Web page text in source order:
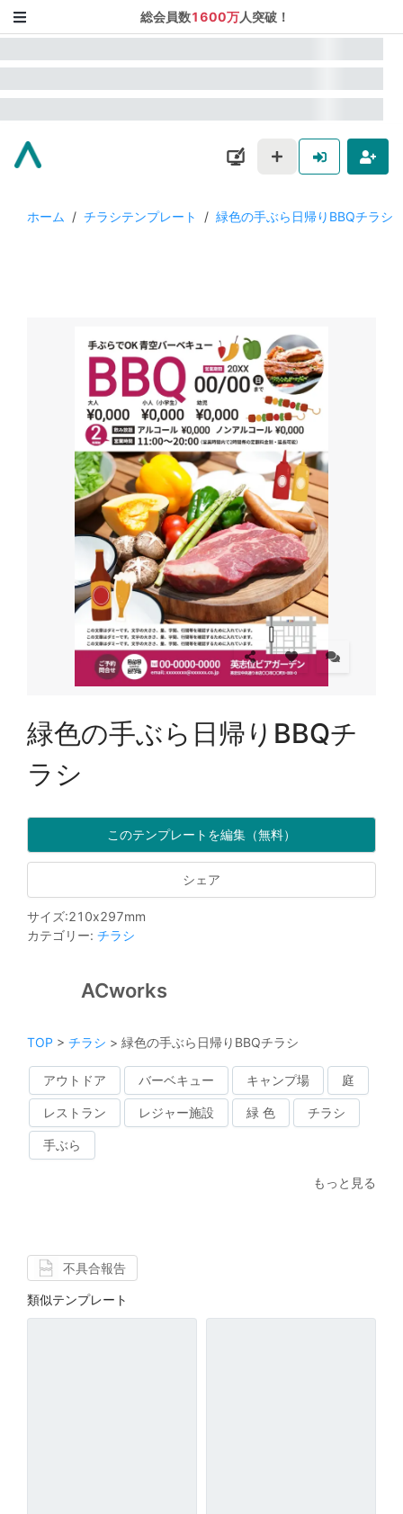
総会員数1600万人突破！
ホーム / チラシテンプレート / 緑色の手ぶら日帰りBBQチラシ
緑色の手ぶら日帰りBBQチ
ラシ
このテンプレートを編集（無料）
シェア
サイズ:210x297mm
カテゴリー: チラシ
ACworks
TOP > チラシ > 緑色の手ぶら日帰りBBQチラシ
アウトドア バーベキュー キャンプ場 庭
レストラン レジャー施設 緑 色 チラシ
手ぶら
もっと見る
不具合報告
類似テンプレート